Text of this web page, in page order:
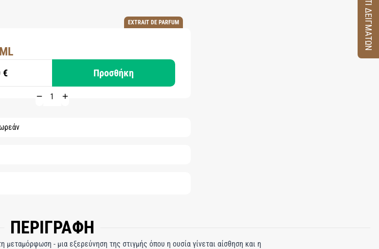
EXTRAIT DE PARFUM
€ Προσθήκη
ΠΕΡΙΓΡΑΦΗ
μεταμόρφωση - μια εξερεύνηση της στιγμής όπου η ουσία γίνεται αίσθηση και η
ΚΟΥΤΙ ΔΕΙΓΜΑΤΩΝ